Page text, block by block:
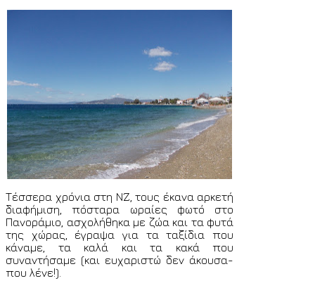
Τέσσερα χρόνια στη ΝΖ, τους έκανα αρκετή
διαφήμιση, πόσταρα ωραίες φωτό στο
Πανοράμιο, ασχολήθηκα με ζώα και τα φυτά
της χώρας, έγραψα για τα ταξίδια που
κάναμε, τα καλά και τα κακά που
συναντήσαμε (και ευχαριστώ δεν άκουσα-
που λένε!).